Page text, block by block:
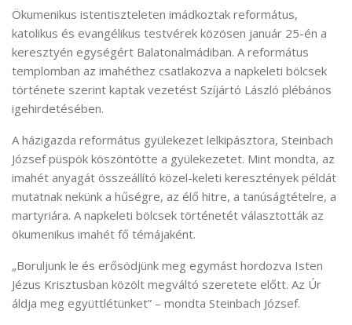
Ökumenikus istentiszteleten imádkoztak református,
katolikus és evangélikus testvérek közösen január 25-én a
keresztyén egységért Balatonalmádiban. A református
templomban az imahéthez csatlakozva a napkeleti bölcsek
története szerint kaptak vezetést Szíjártó László plébános
igehirdetésében.
A házigazda református gyülekezet lelkipásztora, Steinbach
József püspök köszöntötte a gyülekezetet. Mint mondta, az
imahét anyagát összeállító közel-keleti keresztények példát
mutatnak nekünk a hűségre, az élő hitre, a tanúságtételre, a
martyriára. A napkeleti bölcsek történetét választották az
ökumenikus imahét fő témájaként.
„Boruljunk le és erősödjünk meg egymást hordozva Isten
Jézus Krisztusban közölt megváltó szeretete előtt. Az Úr
áldja meg együttlétünket” – mondta Steinbach József.